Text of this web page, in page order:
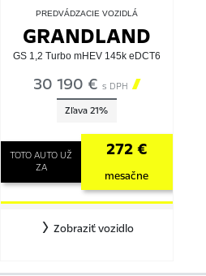
PREDVÁDZACIE VOZIDLÁ
GRANDLAND
GS 1,2 Turbo mHEV 145k eDCT6
30 190 € s DPH 
Zľava 21%
TOTO AUTO UŽ
ZA
272 €
mesačne
Zobraziť vozidlo